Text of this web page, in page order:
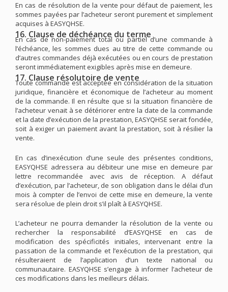
En cas de résolution de la vente pour défaut de paiement, les
sommes payées par l’acheteur seront purement et simplement
acquises à EASYQHSE.
16. Clause de déchéance du terme
En cas de non-paiement total ou partiel d’une commande à
l’échéance, les sommes dues au titre de cette commande ou
d’autres commandes déjà exécutées ou en cours de prestation
seront immédiatement exigibles après mise en demeure.
17. Clause résolutoire de vente
Toute commande est acceptée en considération de la situation
juridique, financière et économique de l’acheteur au moment
de la commande. Il en résulte que si la situation financière de
l’acheteur venait à se détériorer entre la date de la commande
et la date d’exécution de la prestation, EASYQHSE serait fondée,
soit à exiger un paiement avant la prestation, soit à résilier la
vente.
En cas d’inexécution d’une seule des présentes conditions,
EASYQHSE adressera au débiteur une mise en demeure par
lettre recommandée avec avis de réception. A défaut
d’exécution, par l’acheteur, de son obligation dans le délai d’un
mois à compter de l’envoi de cette mise en demeure, la vente
sera résolue de plein droit s’il plaît à EASYQHSE.
L’acheteur ne pourra demander la résolution de la vente ou
rechercher la responsabilité d’EASYQHSE en cas de
modification des spécificités initiales, intervenant entre la
passation de la commande et l’exécution de la prestation, qui
résulteraient de l’application d’un texte national ou
communautaire. EASYQHSE s’engage à informer l’acheteur de
ces modifications dans les meilleurs délais.